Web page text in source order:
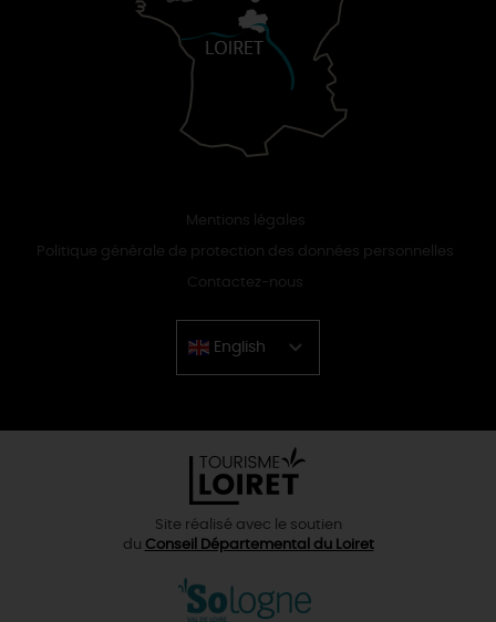
Mentions légales
Politique générale de protection des données personnelles
Contactez-nous
English
Chinese
Site réalisé avec le soutien
du Conseil Départemental du Loiret